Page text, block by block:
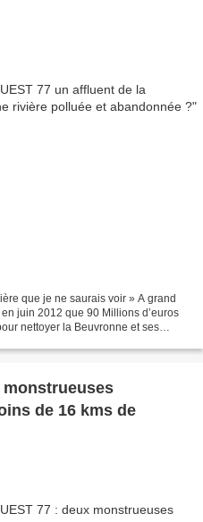
que je ne saurais voir » A grand
juin 2012 que 90 Millions d’euros
nettoyer la Beuvronne et ses
monstrueuses
de 16 kms de